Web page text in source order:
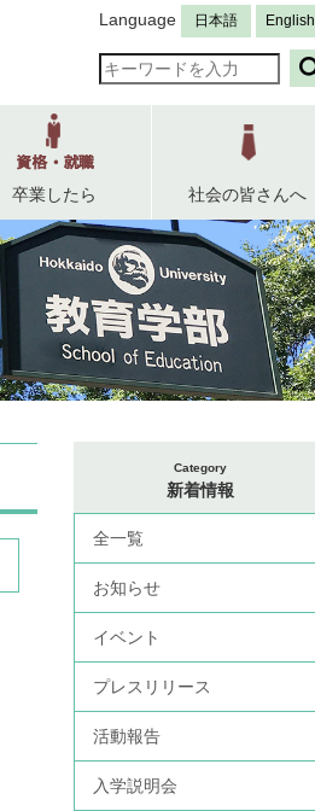
Language 日本語 English
卒業したら 社会の皆さんへ
Category
新着情報
全一覧
お知らせ
イベント
プレスリリース
活動報告
入学説明会